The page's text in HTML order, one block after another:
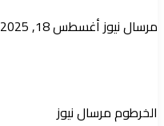
مرسال نيوزأرسل
أغسطس 18, 2025
الخرطوم مرسال نيوز